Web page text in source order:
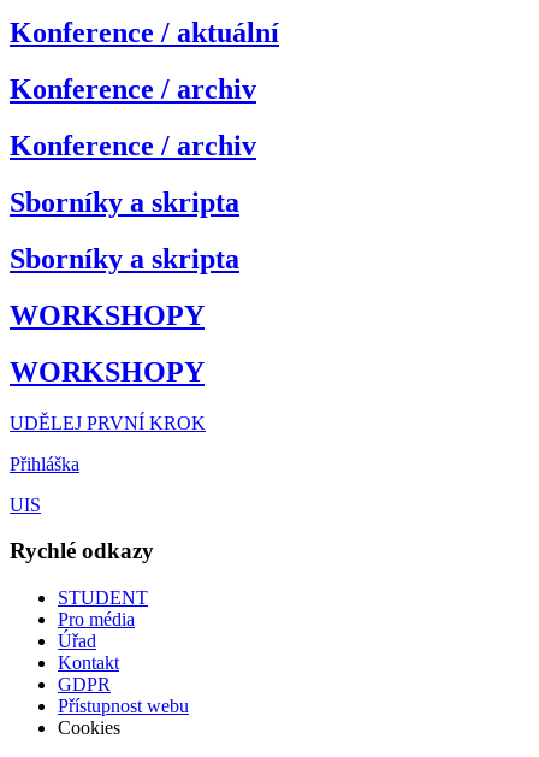
Konference / aktuální
Konference / archiv
Konference / archiv
Sborníky a skripta
Sborníky a skripta
WORKSHOPY
WORKSHOPY
UDĚLEJ PRVNÍ KROK
Přihláška
UIS
Rychlé odkazy
STUDENT
Pro média
Úřad
Kontakt
GDPR
Přístupnost webu
Cookies